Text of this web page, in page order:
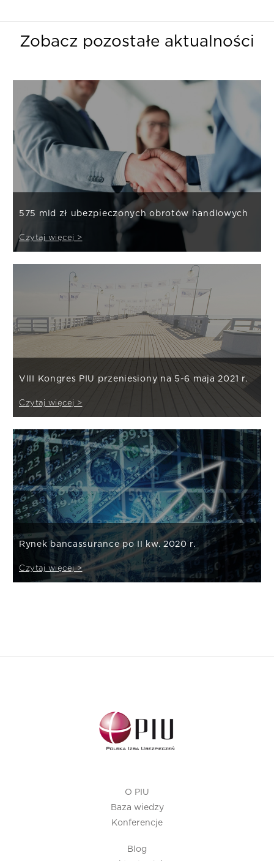
Zobacz pozostałe aktualności
575 mld zł ubezpieczonych obrotów handlowych
Czytaj więcej >
VIII Kongres PIU przeniesiony na 5-6 maja 2021 r.
Czytaj więcej >
Rynek bancassurance po II kw. 2020 r.
Czytaj więcej >
O PIU
Baza wiedzy
Konferencje
Blog